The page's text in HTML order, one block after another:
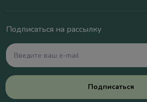
Подписаться на рассылку
Подписаться